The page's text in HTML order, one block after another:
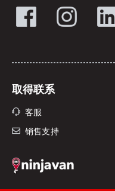
取得联系
客服
销售支持